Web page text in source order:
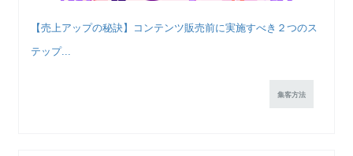
【売上アップの秘訣】コンテンツ販売前に実施すべき２つのス
テップ...
集客方法